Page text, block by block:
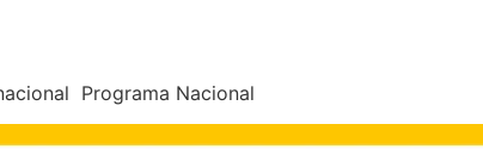
Programa Nacional